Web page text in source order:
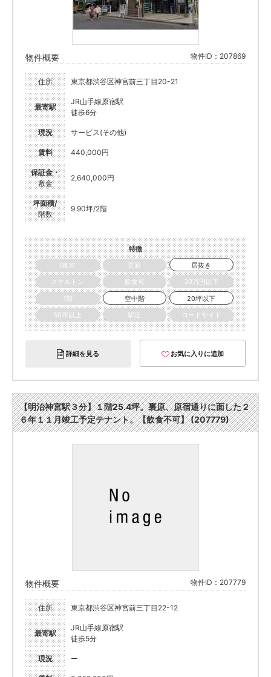
物件概要 物件ID：207869
住所 東京都渋谷区神宮前三丁目20-21
最寄駅
JR山手線原宿駅
徒歩6分
現況 サービス(その他)
賃料 440,000円
保証金・
敷金
2,640,000円
坪面積/
階数
9.90坪/2階
特徴
NEW
更新
居抜き
スケルトン
飲食可
30万円以下
1階
空中階
20坪以下
50坪以上
駅近 ロードサイド
詳細を見る お気に入りに追加
【明治神宮駅３分】１階25.4坪。裏原、原宿通りに面した２
６年１１月竣工予定テナント。【飲食不可】 (207779)
物件概要 物件ID：207779
住所 東京都渋谷区神宮前三丁目22-12
最寄駅
JR山手線原宿駅
徒歩5分
現況 ー